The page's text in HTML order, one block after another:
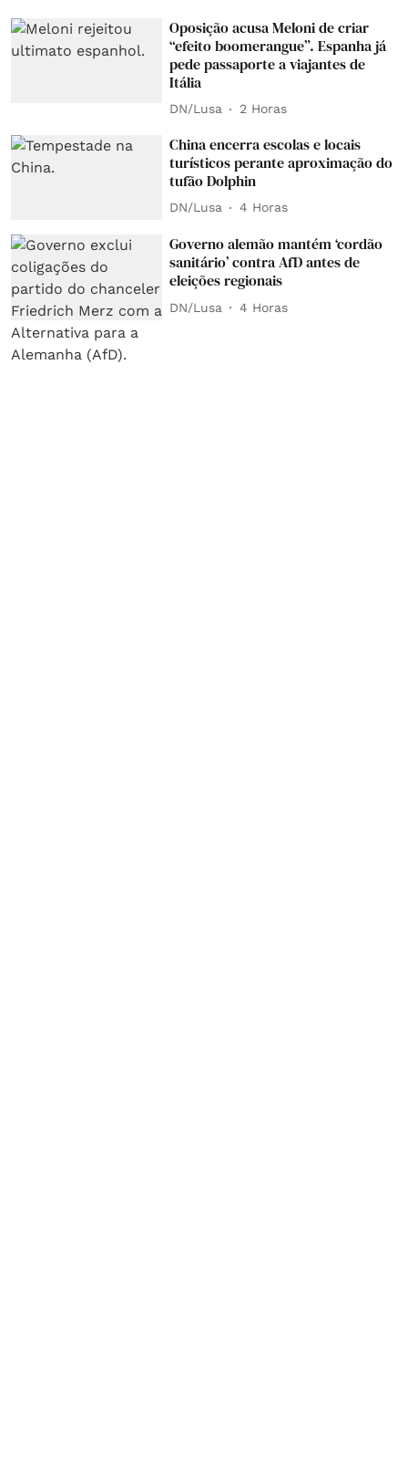
Oposição acusa Meloni de criar
“efeito boomerangue”. Espanha já
pede passaporte a viajantes de
Itália
DN/Lusa 2 Horas
China encerra escolas e locais
turísticos perante aproximação do
tufão Dolphin
DN/Lusa 4 Horas
Governo alemão mantém ‘cordão
sanitário’ contra AfD antes de
eleições regionais
DN/Lusa 4 Horas